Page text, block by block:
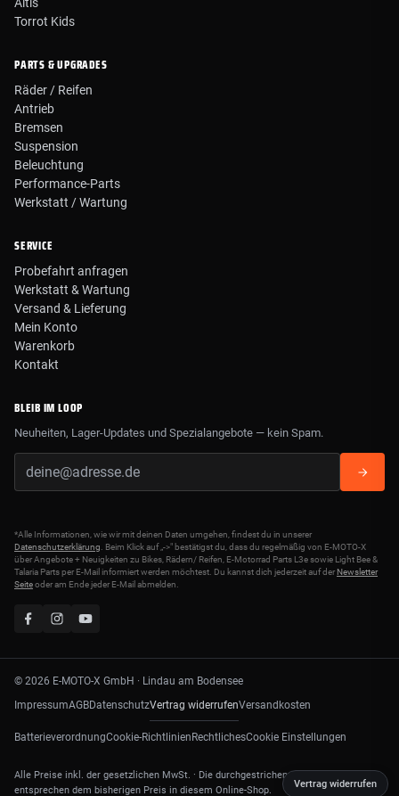
Torrot Kids
PARTS & UPGRADES
Räder / Reifen
Antrieb
Bremsen
Suspension
Beleuchtung
Performance-Parts
Werkstatt / Wartung
SERVICE
Probefahrt anfragen
Werkstatt & Wartung
Versand & Lieferung
Mein Konto
Warenkorb
Kontakt
BLEIB IM LOOP
Neuheiten, Lager-Updates und Spezialangebote — kein Spam.
*Alle Informationen, wie wir mit deinen Daten umgehen, findest du in unserer
Datenschutzerklärung . Beim Klick auf „->" bestätigst du, dass du regelmäßig von E-MOTO-X
über Angebote + Neuigkeiten zu Bikes, Rädern/ Reifen, E-Motorrad Parts L3e sowie Light Bee &
Talaria Parts per E-Mail informiert werden möchtest. Du kannst dich jederzeit auf der Newsletter
Seiteoder am Ende jeder E-Mail abmelden.
© 2026 E-MOTO-X GmbH · Lindau am Bodensee
ImpressumAGBDatenschutzVertrag widerrufenVersandkosten
BatterieverordnungCookie-Richtlinien RechtlichesCookie Einstellungen
Alle Preise inkl. der gesetzlichen MwSt. · Die durchgestrichenen Preise
entsprechen dem bisherigen Preis in diesem Online-Shop.
Vertrag widerrufen